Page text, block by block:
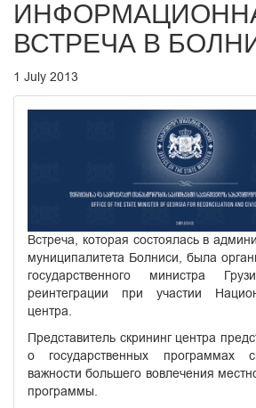
ВСТРЕЧА В
1 July 2013
Встреча, которая состоялась в
муниципалитета Болниси, была
государственного министра
реинтеграции при участии
центра.
Представитель скрининг центра
о государственных программах
важности большего вовлечения
программы.